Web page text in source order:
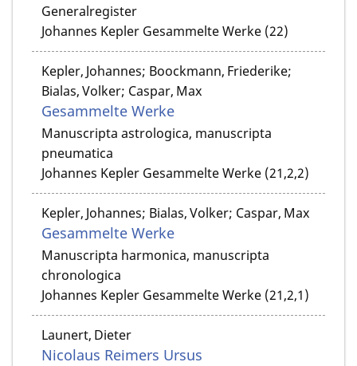
Generalregister
Johannes Kepler Gesammelte Werke (22)
Kepler, Johannes; Boockmann, Friederike;
Bialas, Volker; Caspar, Max
Gesammelte Werke
Manuscripta astrologica, manuscripta
pneumatica
Johannes Kepler Gesammelte Werke (21,2,2)
Kepler, Johannes; Bialas, Volker; Caspar, Max
Gesammelte Werke
Manuscripta harmonica, manuscripta
chronologica
Johannes Kepler Gesammelte Werke (21,2,1)
Launert, Dieter
Nicolaus Reimers Ursus